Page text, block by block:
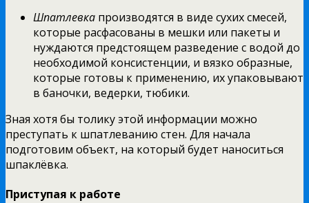
Шпатлевка производятся в виде сухих смесей,
которые расфасованы в мешки или пакеты и
нуждаются предстоящем разведение с водой до
необходимой консистенции, и вязко образные,
которые готовы к применению, их упаковывают
в баночки, ведерки, тюбики.
Зная хотя бы толику этой информации можно
преступать к шпатлеванию стен. Для начала
подготовим объект, на который будет наноситься
шпаклёвка.
Приступая к работе